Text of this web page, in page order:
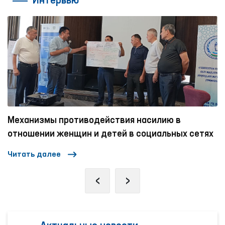
ограниченными возможностями.
Механизмы противодействия насилию в
отношении женщин и детей в социальных сетях
Читать далее
‹ ›